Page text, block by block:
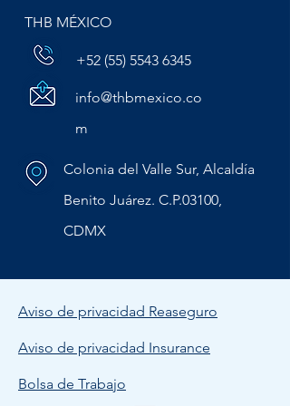
THB MÉXICO
+52 (55) 5543 6345
info@thbmexico.co
m
Colonia del Valle Sur, Alcaldía
Benito Juárez. C.P.03100,
CDMX
Aviso de privacidad Reaseguro
Aviso de privacidad Insurance
Bolsa de Trabajo